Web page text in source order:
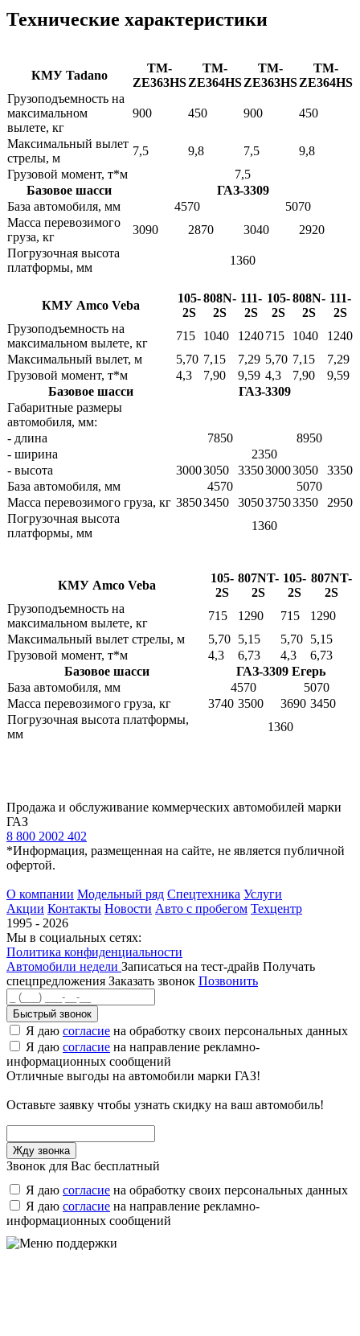
Технические характеристики
КМУ Tadano
TM-
ZE363HS
TM-
ZE364HS
TM-
ZE363HS
TM-
ZE364HS
Грузоподъемность на
максимальном
вылете, кг
900 450 900 450
Максимальный вылет
стрелы, м
7,5 9,8 7,5
9,8
Грузовой момент, т*м
7,5
Базовое шасси
ГАЗ-3309
База автомобиля, мм
4570
5070
Масса перевозимого
груза, кг
3090 2870 3040
2920
Погрузочная высота
платформы, мм
1360
КМУ Amco Veba
105-
2S
808N-
2S
111-
2S
105-
2S
808N-
2S
111-
2S
Грузоподъемность на
максимальном вылете, кг
715 1040 1240715 1040
1240
Максимальный вылет, м
5,70 7,15 7,29 5,70 7,15
7,29
Грузовой момент, т*м
4,3 7,90 9,59 4,3 7,90
9,59
Базовое шасси
ГАЗ-3309
Габаритные размеры
автомобиля, мм:
- длина
7850
8950
- ширина
2350
- высота
30003050 335030003050
3350
База автомобиля, мм
4570
5070
Масса перевозимого груза, кг 38503450 305037503350
2950
Погрузочная высота
платформы, мм
1360
КМУ Amco Veba
105-
2S
807NT-
2S
105-
2S
807NT-
2S
Грузоподъемность на
максимальном вылете, кг
715 1290 715
1290
Максимальный вылет стрелы, м
5,70 5,15 5,70 5,15
Грузовой момент, т*м
4,3 6,73 4,3
6,73
Базовое шасси
ГАЗ-3309 Егерь
База автомобиля, мм
4570
5070
Масса перевозимого груза, кг
3740 3500 3690 3450
Погрузочная высота платформы,
мм
1360
Продажа и обслуживание коммерческих автомобилей марки
ГАЗ
8 800 2002 402
*Информация, размещенная на сайте, не является публичной
офертой.
О компании Модельный ряд Спецтехника Услуги
Акции Контакты Новости Авто с пробегом Техцентр
1995 - 2026
Мы в социальных сетях:
Политика конфиденциальности
Автомобили недели Записаться на тест-драйв Получать
спецпредложения Заказать звонок Позвонить
Быстрый звонок
Я даю согласие на обработку своих персональных данных
Я даю согласие на направление рекламно-
информационных сообщений
Отличные выгоды на автомобили марки ГАЗ!
Оставьте заявку чтобы узнать скидку на ваш автомобиль!
Звонок для Вас бесплатный
Я даю согласие на обработку своих персональных данных
Я даю согласие на направление рекламно-
информационных сообщений